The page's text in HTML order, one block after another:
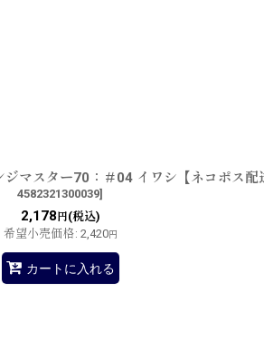
マスター70：＃04 イワシ【ネコポス配
4582321300039]
2,178 円(税込)
希望小売価格: 2,420円
カートに入れる